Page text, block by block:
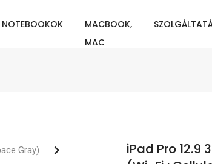
NOTEBOOKOK
MACBOOK,
MAC
iPad Pro 12.9